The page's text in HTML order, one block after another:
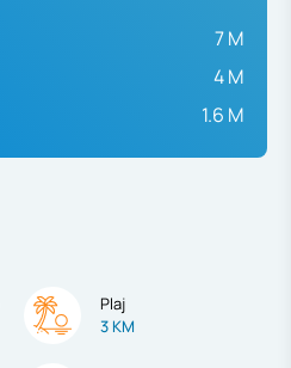
7 M
4 M
1.6 M
Plaj
3 KM